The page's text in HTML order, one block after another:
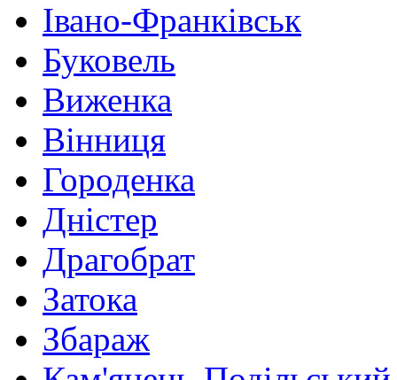
Івано-Франківськ
Буковель
Виженка
Вінниця
Городенка
Дністер
Драгобрат
Затока
Збараж